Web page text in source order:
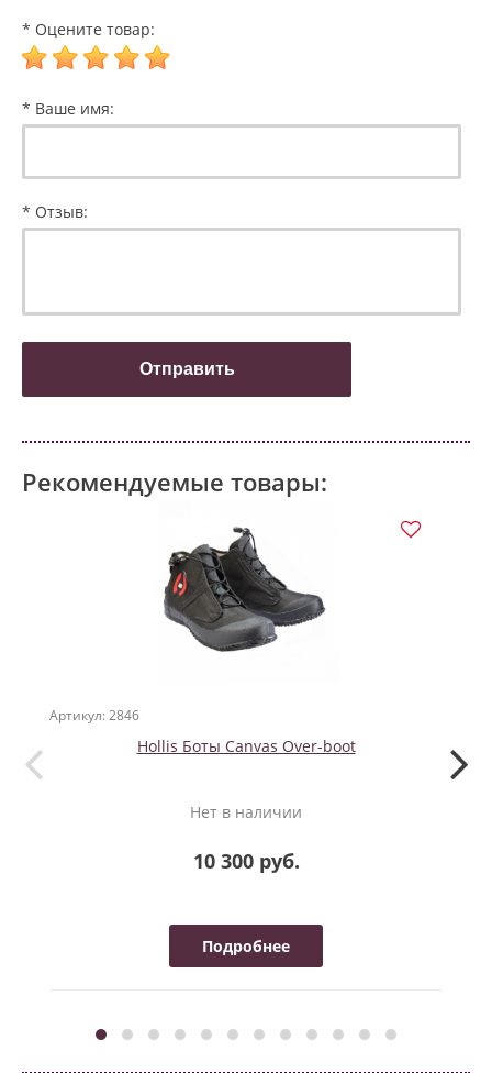
* Оцените товар:
* Ваше имя:
* Отзыв:
Рекомендуемые товары:
Артикул: 2846
Hollis Боты Canvas Over-boot
Нет в наличии
10 300 руб.
Подробнее